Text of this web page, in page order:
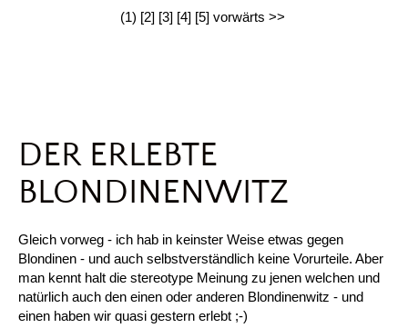
(1) [2] [3] [4] [5] vorwärts >>
DER ERLEBTE
BLONDINENWITZ
Gleich vorweg - ich hab in keinster Weise etwas gegen
Blondinen - und auch selbstverständlich keine Vorurteile. Aber
man kennt halt die stereotype Meinung zu jenen welchen und
natürlich auch den einen oder anderen Blondinenwitz - und
einen haben wir quasi gestern erlebt ;-)